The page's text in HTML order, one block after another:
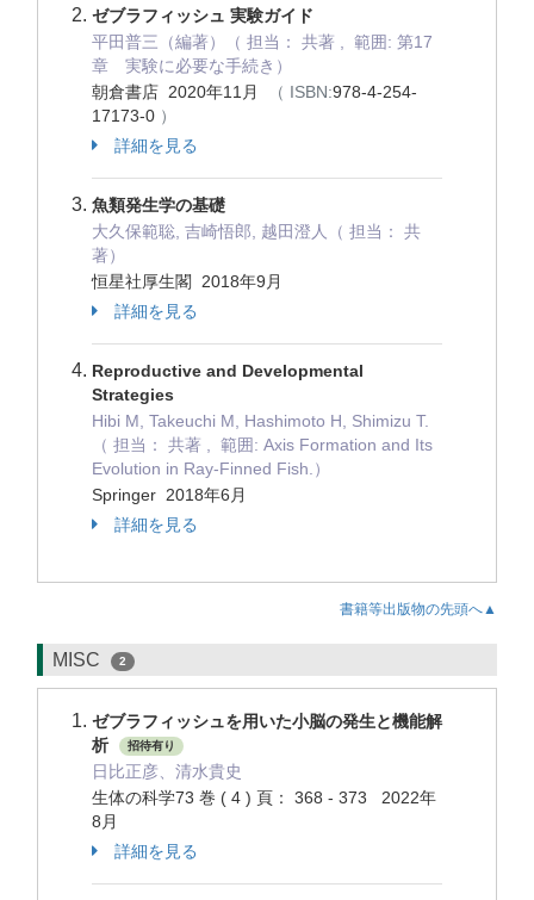
ゼブラフィッシュ 実験ガイド
平田普三（編著）（ 担当： 共著 , 範囲: 第17
章 実験に必要な手続き）
朝倉書店 2020年11月
（ ISBN:978-4-254-
17173-0 ）
詳細を見る
魚類発生学の基礎
大久保範聡, 吉崎悟郎, 越田澄人（ 担当： 共
著）
恒星社厚生閣 2018年9月
詳細を見る
Reproductive and Developmental
Strategies
Hibi M, Takeuchi M, Hashimoto H, Shimizu T.
（ 担当： 共著 , 範囲: Axis Formation and Its
Evolution in Ray-Finned Fish.）
Springer 2018年6月
詳細を見る
書籍等出版物の先頭へ▲
MISC 2
ゼブラフィッシュを用いた小脳の発生と機能解
析
招待有り
日比正彦、清水貴史
生体の科学73 巻 ( 4 ) 頁： 368 - 373 2022年
8月
詳細を見る